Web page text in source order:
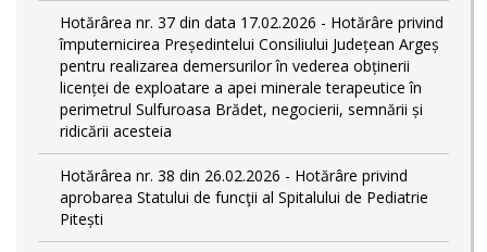
Hotărârea nr. 37 din data 17.02.2026 - Hotărâre privind
împuternicirea Președintelui Consiliului Județean Argeș
pentru realizarea demersurilor în vederea obținerii
licenței de exploatare a apei minerale terapeutice în
perimetrul Sulfuroasa Brădet, negocierii, semnării și
ridicării acesteia
Hotărârea nr. 38 din 26.02.2026 - Hotărâre privind
aprobarea Statului de funcţii al Spitalului de Pediatrie
Pitești